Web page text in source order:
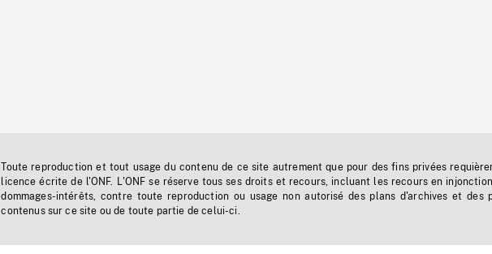
Toute reproduction et tout usage du contenu de ce site autrement que pour des fins privées
licence écrite de l'ONF. L'ONF se réserve tous ses droits et recours, incluant les recours en
dommages-intérêts, contre toute reproduction ou usage non autorisé des plans d'archives et des
contenus sur ce site ou de toute partie de celui-ci.